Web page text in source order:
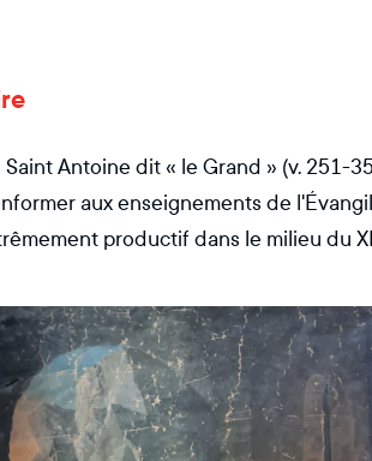
Antoine dit « le Grand » (v. 251-
aux enseignements de
productif dans le milieu du